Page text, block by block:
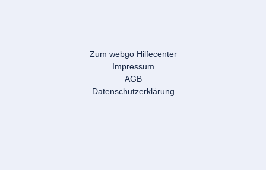
Zum webgo Hilfecenter
Impressum
AGB
Datenschutzerklärung